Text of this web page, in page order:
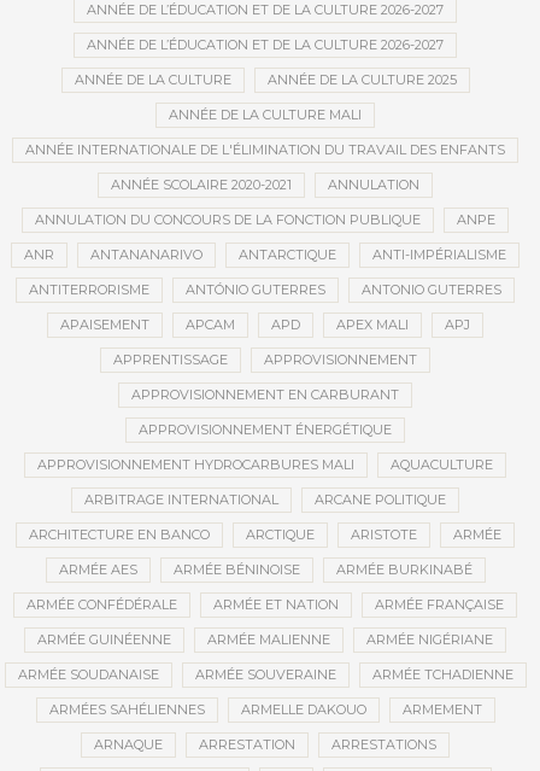
ANNÉE DE L’ÉDUCATION ET DE LA CULTURE 2026-2027
ANNÉE DE L’ÉDUCATION ET DE LA CULTURE 2026-2027
ANNÉE DE LA CULTURE ANNÉE DE LA CULTURE 2025
ANNÉE DE LA CULTURE MALI
ANNÉE INTERNATIONALE DE L'ÉLIMINATION DU TRAVAIL DES ENFANTS
ANNÉE SCOLAIRE 2020-2021 ANNULATION
ANNULATION DU CONCOURS DE LA FONCTION PUBLIQUE ANPE
ANR ANTANANARIVO ANTARCTIQUE ANTI-IMPÉRIALISME
ANTITERRORISME ANTÓNIO GUTERRES ANTONIO GUTERRES
APAISEMENT APCAM APD APEX MALI APJ
APPRENTISSAGE APPROVISIONNEMENT
APPROVISIONNEMENT EN CARBURANT
APPROVISIONNEMENT ÉNERGÉTIQUE
APPROVISIONNEMENT HYDROCARBURES MALI AQUACULTURE
ARBITRAGE INTERNATIONAL ARCANE POLITIQUE
ARCHITECTURE EN BANCO ARCTIQUE ARISTOTE ARMÉE
ARMÉE AES ARMÉE BÉNINOISE ARMÉE BURKINABÉ
ARMÉE CONFÉDÉRALE ARMÉE ET NATION ARMÉE FRANÇAISE
ARMÉE GUINÉENNE ARMÉE MALIENNE ARMÉE NIGÉRIANE
ARMÉE SOUDANAISE ARMÉE SOUVERAINE ARMÉE TCHADIENNE
ARMÉES SAHÉLIENNES ARMELLE DAKOUO ARMEMENT
ARNAQUE ARRESTATION ARRESTATIONS